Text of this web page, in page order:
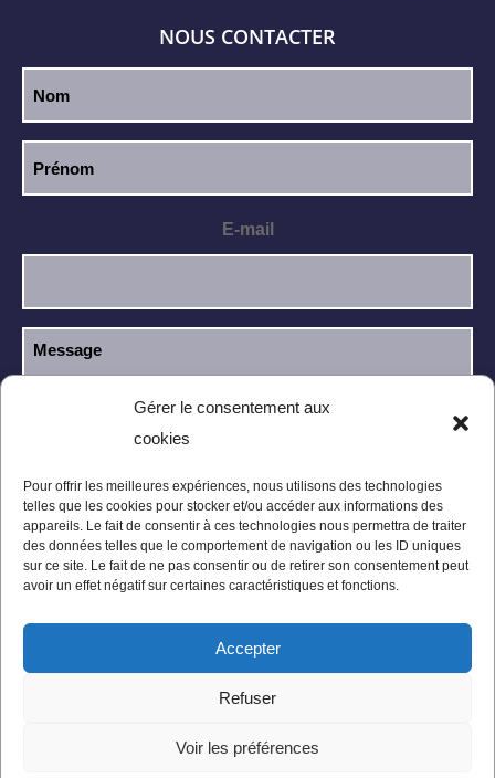
Gérer le consentement aux
cookies
Pour offrir les meilleures expériences, nous utilisons des technologies
telles que les cookies pour stocker et/ou accéder aux informations des
appareils. Le fait de consentir à ces technologies nous permettra de traiter
des données telles que le comportement de navigation ou les ID uniques
sur ce site. Le fait de ne pas consentir ou de retirer son consentement peut
avoir un effet négatif sur certaines caractéristiques et fonctions.
Accepter
Refuser
Voir les préférences
NOUS CONTACTER
E-mail
J’ai lu et j’accepte la
confidentialité.
Politique de confidentialité
Conditions Générales Plan du site